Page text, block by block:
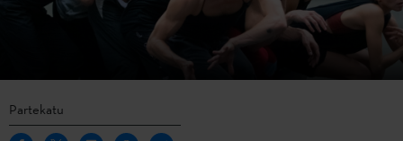
Partekatu